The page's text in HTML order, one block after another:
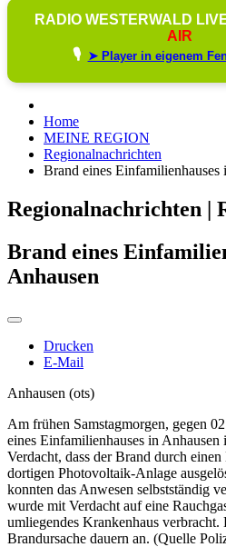
RADIO WESTERWALD
AIR
🎙️ ➤ Player in eigenem
Home
MEINE REGION
Regionalnachrichten
Brand eines Einfamilienhauses
Regionalnachrichten |
Brand eines
Anhausen
Drucken
E-Mail
Anhausen (ots)
Am frühen Samstagmorgen, gegen
eines Einfamilienhauses in Anhausen
Verdacht, dass der Brand durch
dortigen Photovoltaik-Anlage
konnten das Anwesen selbstständig
wurde mit Verdacht auf eine
umliegendes Krankenhaus
Brandursache dauern an. (Quelle